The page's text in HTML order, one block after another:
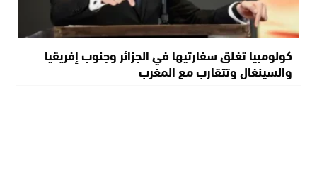
كولومبيا تغلق سفارتيها في الجزائر وجنوب إفريقيا
والسينغال وتتقارب مع المغرب